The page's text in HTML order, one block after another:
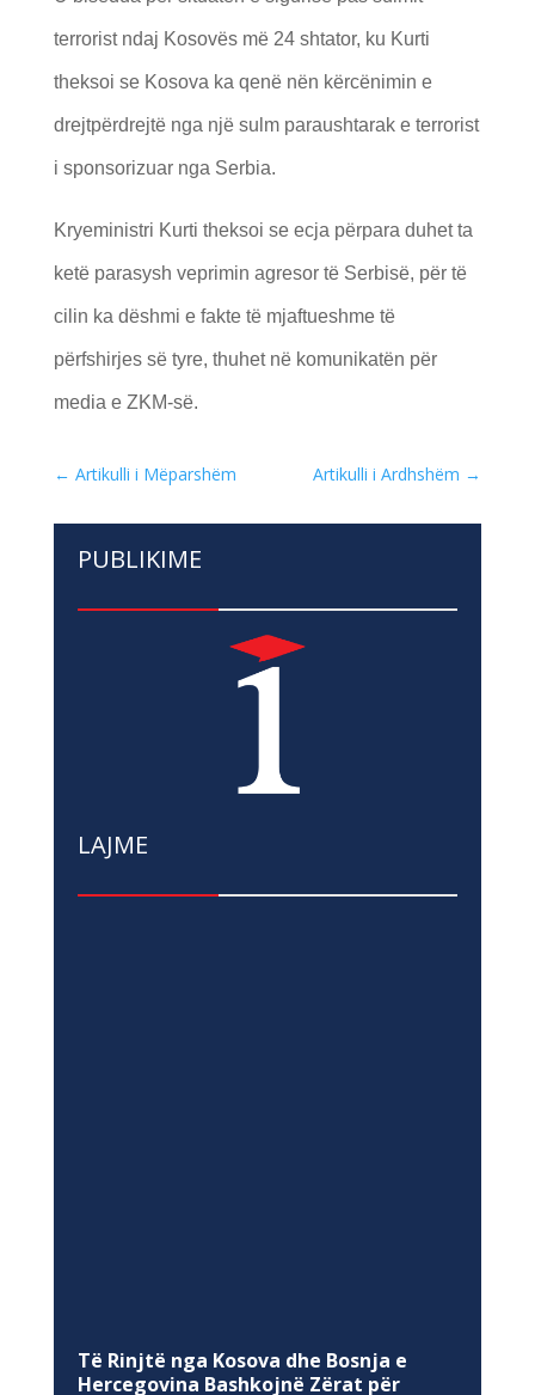
terrorist ndaj Kosovës më 24 shtator, ku Kurti
theksoi se Kosova ka qenë nën kërcënimin e
drejtpërdrejtë nga një sulm paraushtarak e terrorist
i sponsorizuar nga Serbia.
Kryeministri Kurti theksoi se ecja përpara duhet ta
ketë parasysh veprimin agresor të Serbisë, për të
cilin ka dëshmi e fakte të mjaftueshme të
përfshirjes së tyre, thuhet në komunikatën për
media e ZKM-së.
← Artikulli i Mëparshëm Artikulli i Ardhshëm →
PUBLIKIME
LAJME
Të Rinjtë nga Kosova dhe Bosnja e
Hercegovina Bashkojnë Zërat për